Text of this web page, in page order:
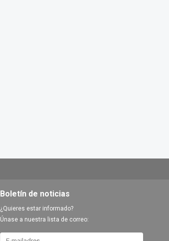
Boletín de noticias
¿Quieres estar informado?
Únase a nuestra lista de correo: